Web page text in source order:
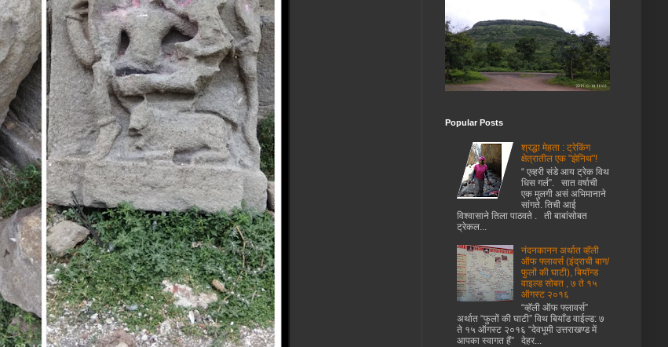
Popular Posts
श्रद्धा मेहता : ट्रेकिंग
क्षेत्रातील एक "झेनिथ"!
“ एव्हरी संडे आय ट्रेक विथ
धिस गर्ल”. सात वर्षाची
एक मुलगी असं अभिमानाने
सांगते. तिची आई
विश्वासाने तिला पाठवते . ती बाबांसोबत
ट्रेकल...
नंदनकानन अर्थात व्हॅली
ऑफ फ्लावर्स (इंद्राची बाग/
फुलों की घाटी), बियॉन्ड
वाइल्ड सोबत , ७ ते १५
ऑगस्ट २०१६
“व्हॅली ऑफ फ्लावर्स”
अर्थात “फुलों की घाटी” विथ बियाँड वाईल्ड: ७
ते १५ ऑगस्ट २०१६ “देवभूमी उत्तराखण्ड में
आपका स्वागत हैं” देहर...